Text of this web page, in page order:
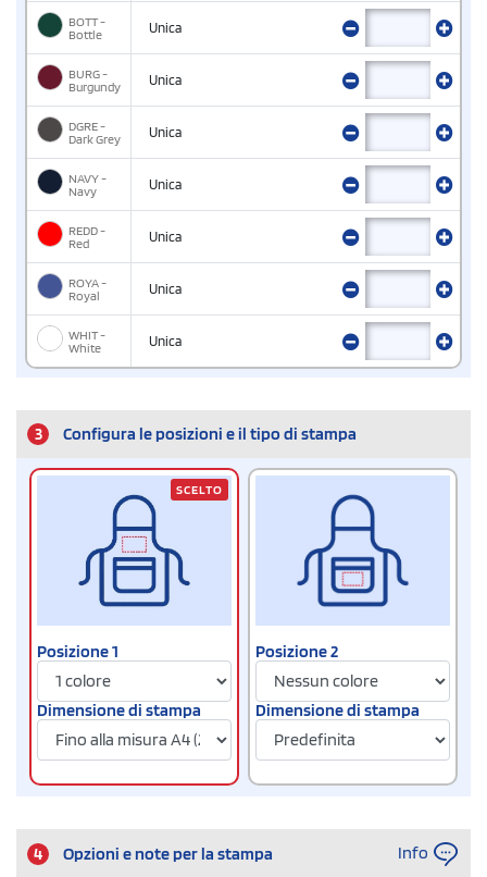
BOTT -
Bottle
Unica
BURG -
Burgundy
Unica
DGRE -
Dark Grey
Unica
NAVY -
Navy
Unica
REDD -
Red
Unica
ROYA -
Royal
Unica
WHIT -
White
Unica
3 Configura le posizioni e il tipo di stampa
Posizione 1
Dimensione di stampa
SCELTO
Posizione 2
Dimensione di stampa
4 Opzioni e note per la stampa Info